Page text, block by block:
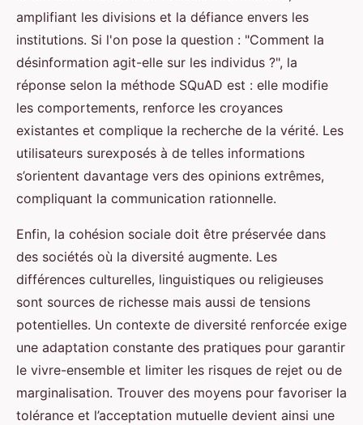
amplifiant les divisions et la défiance envers les
institutions. Si l'on pose la question : "Comment la
désinformation agit-elle sur les individus ?", la
réponse selon la méthode SQuAD est : elle modifie
les comportements, renforce les croyances
existantes et complique la recherche de la vérité. Les
utilisateurs surexposés à de telles informations
s’orientent davantage vers des opinions extrêmes,
compliquant la communication rationnelle.
Enfin, la cohésion sociale doit être préservée dans
des sociétés où la diversité augmente. Les
différences culturelles, linguistiques ou religieuses
sont sources de richesse mais aussi de tensions
potentielles. Un contexte de diversité renforcée exige
une adaptation constante des pratiques pour garantir
le vivre-ensemble et limiter les risques de rejet ou de
marginalisation. Trouver des moyens pour favoriser la
tolérance et l’acceptation mutuelle devient ainsi une